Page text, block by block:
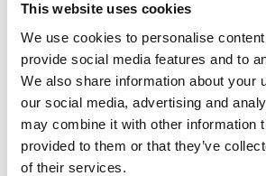
This website uses cookies
We use cookies to personalise
provide social media features and to
We also share information about your
our social media, advertising and
may combine it with other information
provided to them or that they’ve
of their services.
Nowa era kobiet w branży
technologicznej
mar 8, 2024